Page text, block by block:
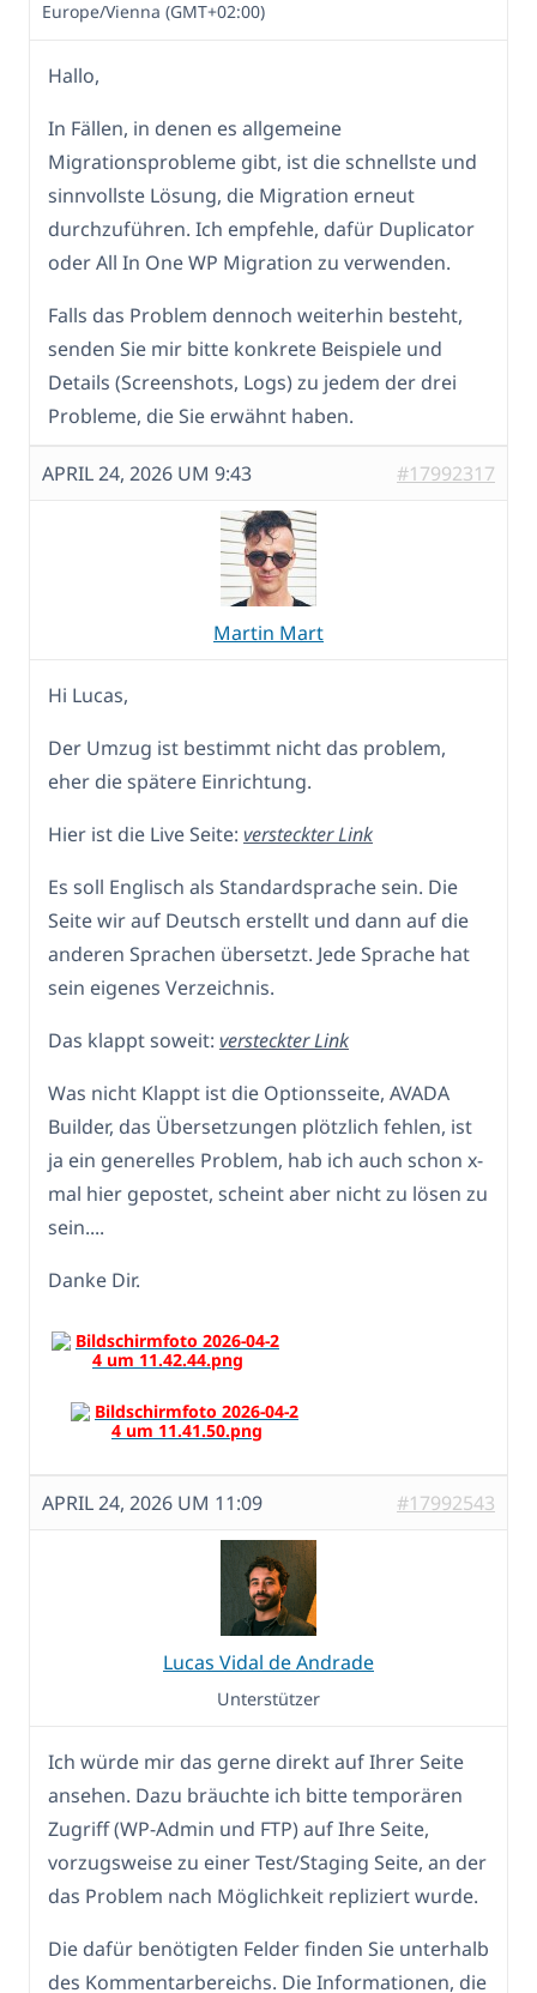
Europe/Vienna (GMT+02:00)
Hallo,
In Fällen, in denen es allgemeine
Migrationsprobleme gibt, ist die schnellste und
sinnvollste Lösung, die Migration erneut
durchzuführen. Ich empfehle, dafür Duplicator
oder All In One WP Migration zu verwenden.
Falls das Problem dennoch weiterhin besteht,
senden Sie mir bitte konkrete Beispiele und
Details (Screenshots, Logs) zu jedem der drei
Probleme, die Sie erwähnt haben.
APRIL 24, 2026 UM 9:43 #17992317
Martin Mart
Hi Lucas,
Der Umzug ist bestimmt nicht das problem,
eher die spätere Einrichtung.
Hier ist die Live Seite: versteckter Link
Es soll Englisch als Standardsprache sein. Die
Seite wir auf Deutsch erstellt und dann auf die
anderen Sprachen übersetzt. Jede Sprache hat
sein eigenes Verzeichnis.
Das klappt soweit: versteckter Link
Was nicht Klappt ist die Optionsseite, AVADA
Builder, das Übersetzungen plötzlich fehlen, ist
ja ein generelles Problem, hab ich auch schon x-
mal hier gepostet, scheint aber nicht zu lösen zu
sein....
Danke Dir.
APRIL 24, 2026 UM 11:09 #17992543
Lucas Vidal de Andrade
Unterstützer
Ich würde mir das gerne direkt auf Ihrer Seite
ansehen. Dazu bräuchte ich bitte temporären
Zugriff (WP-Admin und FTP) auf Ihre Seite,
vorzugsweise zu einer Test/Staging Seite, an der
das Problem nach Möglichkeit repliziert wurde.
Die dafür benötigten Felder finden Sie unterhalb
des Kommentarbereichs. Die Informationen, die